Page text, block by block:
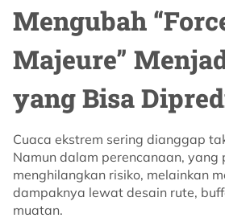
Mengubah
Majeure”
yang Bisa
Cuaca ekstrem sering dianggap
Namun dalam perencanaan, yang
menghilangkan risiko, melainkan
dampaknya lewat desain rute,
muatan.